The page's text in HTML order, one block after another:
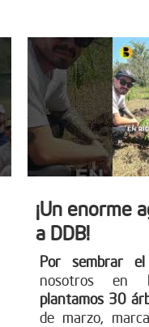
¡Un enorme
a DDB!
Por sembrar
nosotros en
plantamos 30
de marzo,